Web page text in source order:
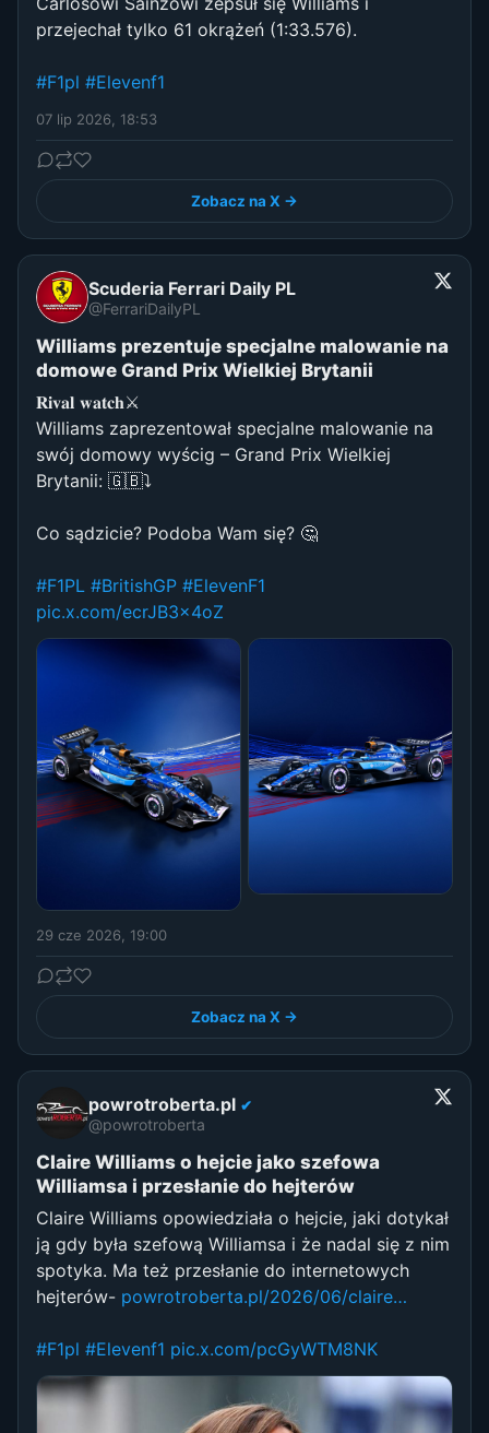
przejechał tylko 61 okrążeń (1:33.576).
#F1pl #Elevenf1
07 lip 2026, 18:53
Zobacz na X →
Scuderia Ferrari Daily PL
@FerrariDailyPL
Williams prezentuje specjalne malowanie na
domowe Grand Prix Wielkiej Brytanii
𝐑𝐢𝐯𝐚𝐥 𝐰𝐚𝐭𝐜𝐡⚔️
Williams zaprezentował specjalne malowanie na
swój domowy wyścig – Grand Prix Wielkiej
Brytanii: 🇬🇧⤵️
Co sądzicie? Podoba Wam się? 🤔
#F1PL #BritishGP #ElevenF1
pic.x.com/ecrJB3x4oZ
29 cze 2026, 19:00
Zobacz na X →
powrotroberta.pl ✔
@powrotroberta
Claire Williams o hejcie jako szefowa
Williamsa i przesłanie do hejterów
Claire Williams opowiedziała o hejcie, jaki dotykał
ją gdy była szefową Williamsa i że nadal się z nim
spotyka. Ma też przesłanie do internetowych
hejterów- powrotroberta.pl/2026/06/claire…
#F1pl #Elevenf1 pic.x.com/pcGyWTM8NK